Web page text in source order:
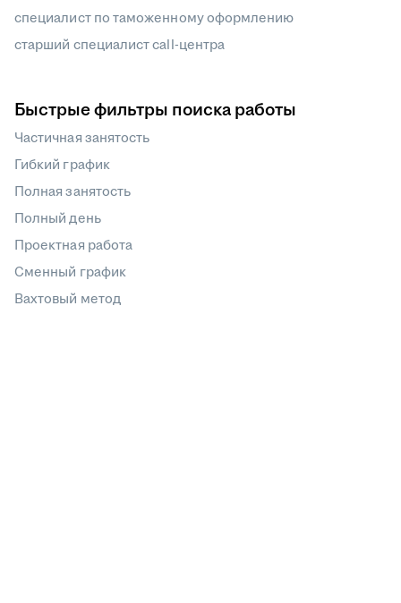
специалист по таможенному оформлению
старший специалист call-центра
Быстрые фильтры поиска работы
Частичная занятость
Гибкий график
Полная занятость
Полный день
Проектная работа
Сменный график
Вахтовый метод